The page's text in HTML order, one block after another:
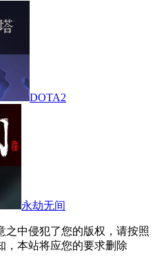
DOTA2
永劫无间
之中侵犯了您的版权，请按照
，本站将应您的要求删除